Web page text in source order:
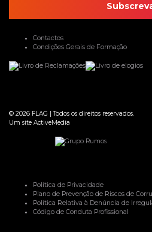
Contactos
Condições Gerais de Formação
© 2026 FLAG |Todos os direitos reservados.
Um site ActiveMedia
Política de Privacidade
Plano de Prevenção de Riscos de
Política Relativa à Denúncia de
Código de Conduta Profissional